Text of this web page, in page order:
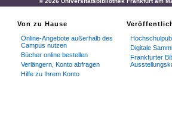
Von zu Hause
Online-Angebote außerhalb des
Campus nutzen
Bücher online bestellen
Verlängern, Konto abfragen
Hilfe zu Ihrem Konto
Digitale
Frankfurter